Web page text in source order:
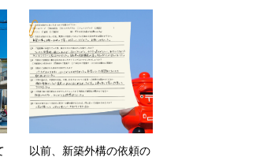
以前、新築外構の依頼の